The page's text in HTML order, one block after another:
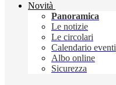
Novità
Panoramica
Le notizie
Le circolari
Calendario eventi
Albo online
Sicurezza